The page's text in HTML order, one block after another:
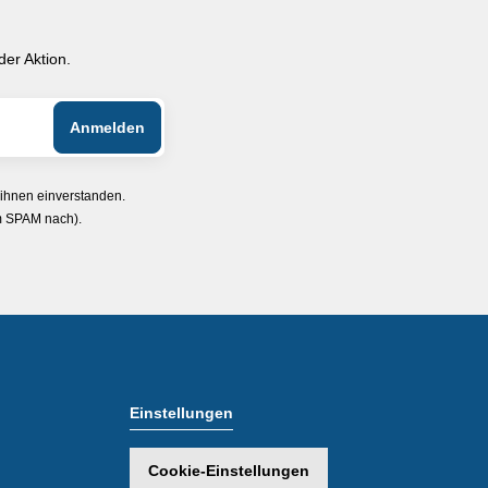
Aktion.
einverstanden.
nach).
Einstellungen
Cookie-Einstellungen